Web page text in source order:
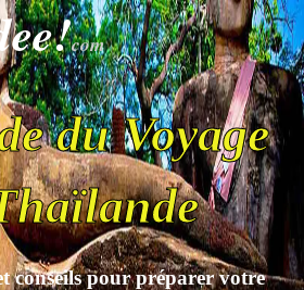
com
du Voyage
conseils pour préparer votre